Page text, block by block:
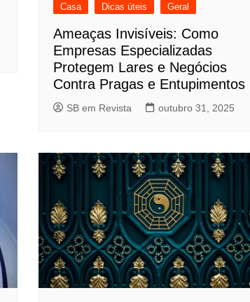
Casa Dicas úteis Geral
Ameaças Invisíveis: Como
Empresas Especializadas
Protegem Lares e Negócios
Contra Pragas e Entupimentos
SB em Revista outubro 31, 2025